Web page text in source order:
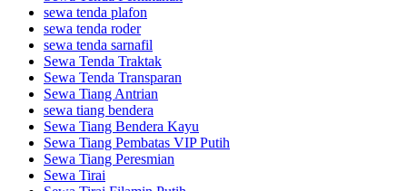
sewa tenda plafon
sewa tenda roder
sewa tenda sarnafil
Sewa Tenda Traktak
Sewa Tenda Transparan
Sewa Tiang Antrian
sewa tiang bendera
Sewa Tiang Bendera Kayu
Sewa Tiang Pembatas VIP Putih
Sewa Tiang Peresmian
Sewa Tirai